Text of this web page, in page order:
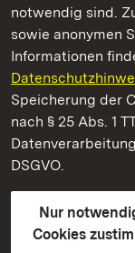
notwendig sind.
sowie anonymen
Informationen
Speicherung der
nach § 25 Abs. 1
DSGVO.
Nur
Cookies
Staatliche Schlösser
Staatliche
Kontakt
Gebärdensprache
Erklärung zur
BITV-konform